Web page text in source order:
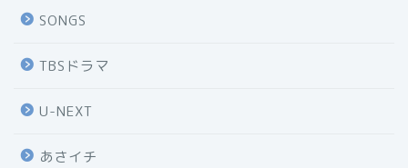
SONGS
TBSドラマ
U-NEXT
あさイチ